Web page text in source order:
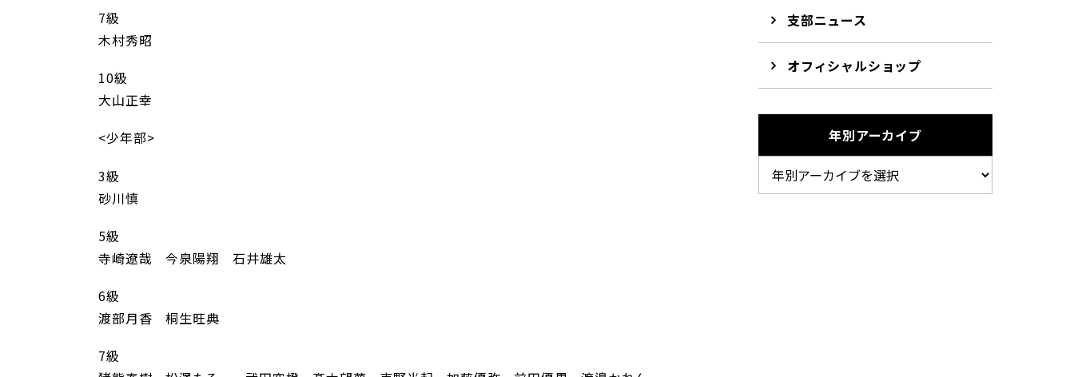
7級
木村秀昭
10級
大山正幸
<少年部>
3級
砂川慎
5級
寺崎遼哉 今泉陽翔 石井雄太
6級
渡部月香 桐生旺典
7級
支部ニュース
オフィシャルショップ
年別アーカイブ